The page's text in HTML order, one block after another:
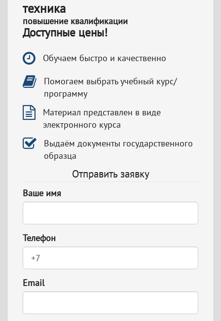
техника
повышение квалификации
Доступные цены!
Обучаем быстро и качественно
Помогаем выбрать учебный курс/
программу
Материал представлен в виде
электронного курса
Выдаём документы государственного
образца
Отправить заявку
Ваше имя
Телефон
Email